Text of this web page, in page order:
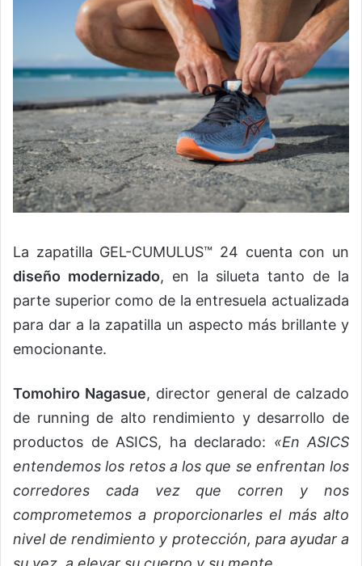
La zapatilla GEL-CUMULUS™ 24 cuenta con un
diseño modernizado, en la silueta tanto de la
parte superior como de la entresuela actualizada
para dar a la zapatilla un aspecto más brillante y
emocionante.
Tomohiro Nagasue, director general de calzado
de running de alto rendimiento y desarrollo de
productos de ASICS, ha declarado: «En ASICS
entendemos los retos a los que se enfrentan los
corredores cada vez que corren y nos
comprometemos a proporcionarles el más alto
nivel de rendimiento y protección, para ayudar a